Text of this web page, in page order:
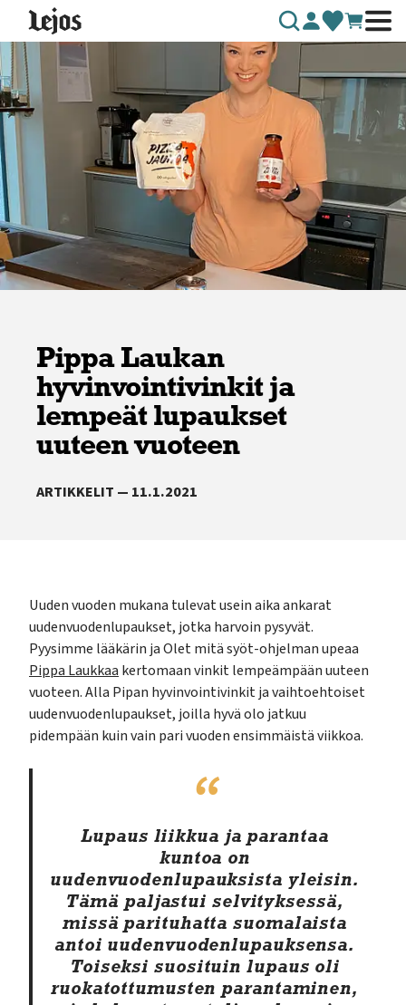
Siirry sisältöön
Pippa Laukan
hyvinvointivinkit ja
lempeät lupaukset
uuteen vuoteen
ARTIKKELIT — 11.1.2021
Uuden vuoden mukana tulevat usein aika ankarat
uudenvuodenlupaukset, jotka harvoin pysyvät.
Pyysimme lääkärin ja Olet mitä syöt-ohjelman upeaa
Pippa Laukkaa kertomaan vinkit lempeämpään uuteen
vuoteen. Alla Pipan hyvinvointivinkit ja vaihtoehtoiset
uudenvuodenlupaukset, joilla hyvä olo jatkuu
pidempään kuin vain pari vuoden ensimmäistä viikkoa.
Lupaus liikkua ja parantaa
kuntoa on
uudenvuodenlupauksista yleisin.
Tämä paljastui selvityksessä,
missä parituhatta suomalaista
antoi uudenvuodenlupauksensa.
Toiseksi suosituin lupaus oli
ruokatottumusten parantaminen,